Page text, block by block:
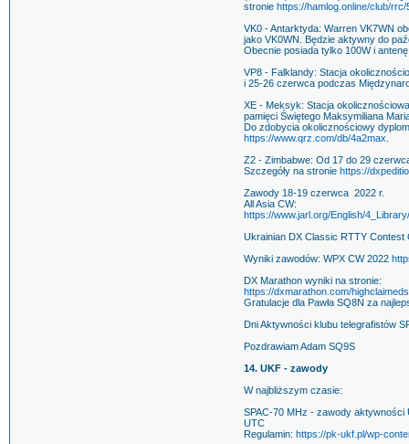
stronie https://hamlog.online/club/rrc/
VK0 - Antarktyda: Warren VK7WN
jako VK0WN. Będzie aktywny do
Obecnie posiada tylko 100W i
VP8 - Falklandy: Stacja
i 25-26 czerwca podczas
XE - Meksyk: Stacja
pamięci Świętego Maksymiliana
Do zdobycia okolicznościowy
https://www.qrz.com/db/4a2max.
Z2 - Zimbabwe: Od 17 do 29
Szczegóły na stronie https://
Zawody 18-19 czerwca 2022 r.
All Asia CW:
https://www.jarl.org/English/
Ukrainian DX Classic RTTY Contest
Wyniki zawodów: WPX CW 2022
DX Marathon wyniki na stronie:
https://dxmarathon.com/
Gratulacje dla Pawła SQ8N za
Dni Aktywności klubu telegrafistów
Pozdrawiam Adam SQ9S
14. UKF - zawody
W najbliższym czasie:
SPAC-70 MHz - zawody
UTC
Regulamin: https://pk-ukf.pl/wp-